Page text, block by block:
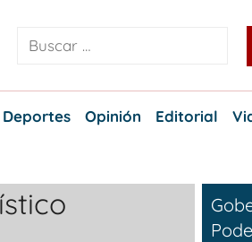
Deportes Opinión Editorial